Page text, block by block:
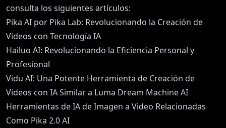
consulta los siguientes artículos:
Pika AI por Pika Lab: Revolucionando la Creación de
Videos con Tecnología IA
Hailuo AI: Revolucionando la Eficiencia Personal y
Profesional
Vidu AI: Una Potente Herramienta de Creación de
Videos con IA Similar a Luma Dream Machine AI
Herramientas de IA de Imagen a Video Relacionadas
Como Pika 2.0 AI